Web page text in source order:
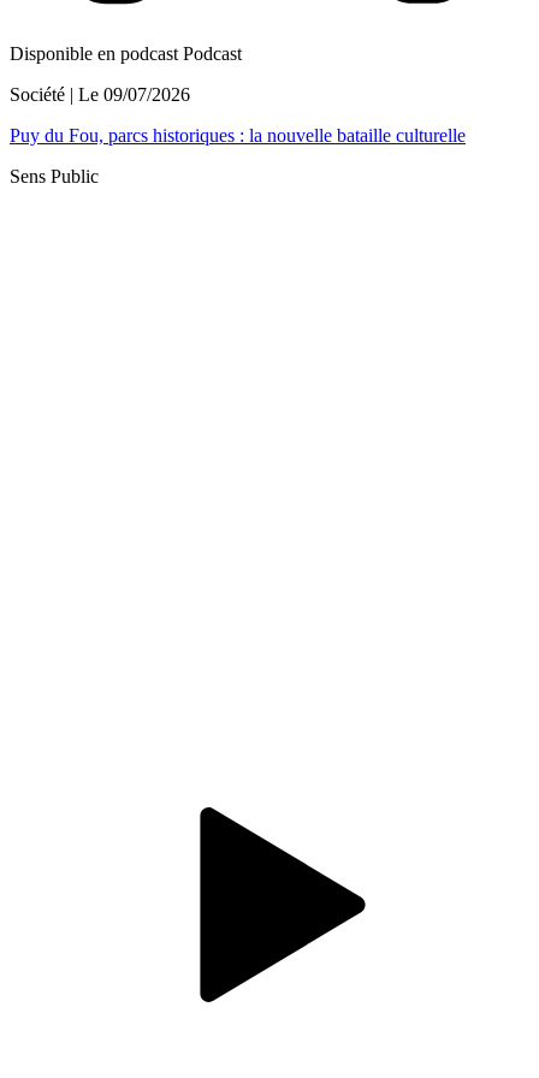
Disponible en podcast Podcast
Société | Le 09/07/2026
Puy du Fou, parcs historiques : la nouvelle bataille culturelle
Sens Public